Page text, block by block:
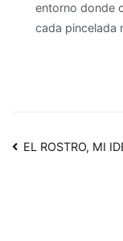
entorno donde
cada pincelada
EL ROSTRO, MI